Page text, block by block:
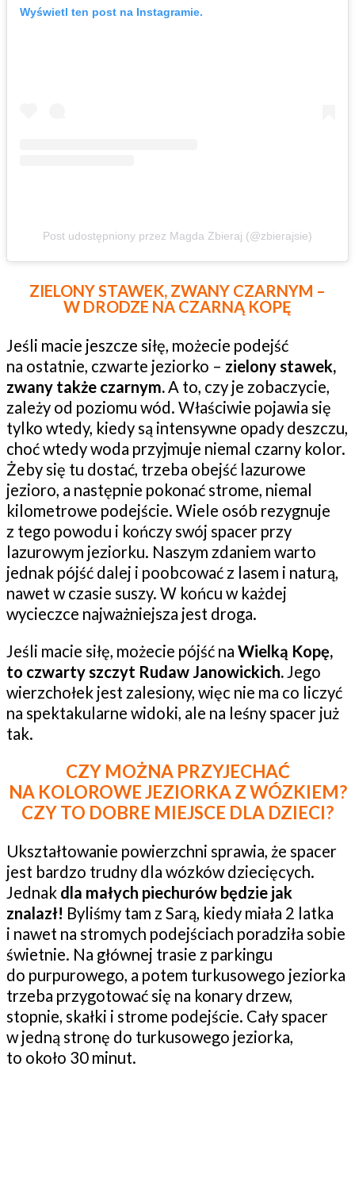
Wyświetl ten post na Instagramie.
Post udostępniony przez Magda Zbieraj (@zbierajsie)
ZIELONY STAWEK, ZWANY CZARNYM –
W DRODZE NA CZARNĄ KOPĘ
Jeśli macie jeszcze siłę, możecie podejść
na ostatnie, czwarte jeziorko – zielony stawek,
zwany także czarnym.A to, czy je zobaczycie,
zależy od poziomu wód. Właściwie pojawia się
tylko wtedy, kiedy są intensywne opady deszczu,
choć wtedy woda przyjmuje niemal czarny kolor.
Żeby się tu dostać, trzeba obejść lazurowe
jezioro, a następnie pokonać strome, niemal
kilometrowe podejście. Wiele osób rezygnuje
z tego powodu i kończy swój spacer przy
lazurowym jeziorku. Naszym zdaniem warto
jednak pójść dalej i poobcować z lasem i naturą,
nawet w czasie suszy. W końcu w każdej
wycieczce najważniejsza jest droga.
Jeśli macie siłę, możecie pójść na Wielką Kopę,
to czwarty szczyt Rudaw Janowickich. Jego
wierzchołek jest zalesiony, więc nie ma co liczyć
na spektakularne widoki, ale na leśny spacer już
tak.
CZY MOŻNA PRZYJECHAĆ
NA KOLOROWE JEZIORKA Z WÓZKIEM?
CZY TO DOBRE MIEJSCE DLA DZIECI?
Ukształtowanie powierzchni sprawia, że spacer
jest bardzo trudny dla wózków dziecięcych.
Jednak dla małych piechurów będzie jak
znalazł! Byliśmy tam z Sarą, kiedy miała 2 latka
i nawet na stromych podejściach poradziła sobie
świetnie. Na głównej trasie z parkingu
do purpurowego, a potem turkusowego jeziorka
trzeba przygotować się na konary drzew,
stopnie, skałki i strome podejście. Cały spacer
w jedną stronę do turkusowego jeziorka,
to około 30 minut.